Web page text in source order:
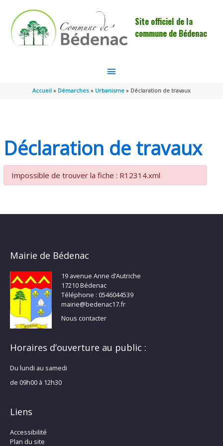
Site officiel de la
commune de Bédenac
MENU
PRINCIPAL
Accueil Démarches Urbanisme Déclaration de travaux
Déclaration de travaux
Impossible de trouver la fiche : R12314.xml
Mairie de Bédenac
19 avenue Anne d’Autriche
17210 Bédenac
Téléphone : 0546044539
mairie@bedenac17.fr
Nous contacter
Horaires d’ouverture au public :
Du lundi au samedi
de 09h00 à 12h30
Liens
Accessibilité
Plan du site